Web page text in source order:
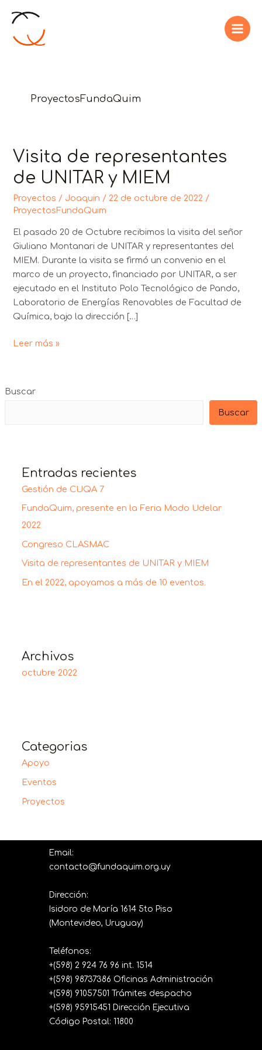
contenido
Buscar
Buscar
Entradas recientes
Gestión de CUQA 7
FundaQuim, presente en la Feria Modo Udelar
2022
Congreso CLASMAC
Visita de representantes de UNITAR y MIEM
En el 2022, apoyamos a más de 10 eventos.
Archivos
octubre 2022
Categorias
Apoyo
Eventos
Proyectos
ProyectosFundaQuim
Visita de representantes
de UNITAR y MIEM
Proyectos / Joaquin / 22 de octubre de 2022 /
ProyectosFundaQuim
El pasado 20 de Octubre recibimos la visita del señor
Giuliano Montanari de UNITAR y representantes del
MIEM. Durante la visita se firmó un convenio en el
marco de un proyecto, financiado por UNITAR, a ser
ejecutado en el Instituto Polo Tecnológico de Pando,
Laboratorio de Energías Renovables de Facultad de
Química, bajo la dirección […]
Visita
representantes
de
UNITAR
MIEM
Leer más »
Email:
contacto@fundaquim.org.uy
Dirección:
Isidoro de María 1614 5to Piso
(Montevideo, Uruguay)
Teléfonos:
+(598) 2 924 76 96 int. 1514
+(598) 98737386 Oficinas Administración
+(598) 91057501 Trámites despacho
+(598) 95915451 Dirección Ejecutiva
Código Postal: 11800